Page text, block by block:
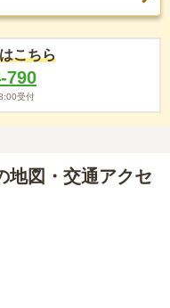
こちら
790
受付
地図・交通アクセ